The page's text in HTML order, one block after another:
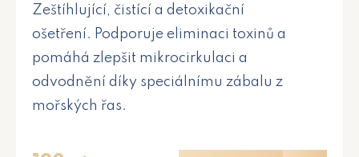
Zeštíhlující, čistící a detoxikační
ošetření. Podporuje eliminaci toxinů a
pomáhá zlepšit mikrocirkulaci a
odvodnění díky speciálnímu zábalu z
mořských řas.